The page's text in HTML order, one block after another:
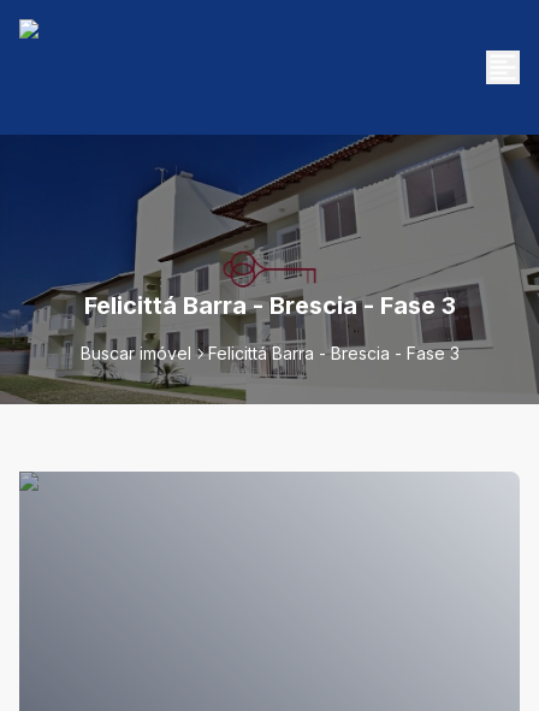
Felicittá Barra - Brescia - Fase 3
Buscar imóvel Felicittá Barra - Brescia - Fase 3